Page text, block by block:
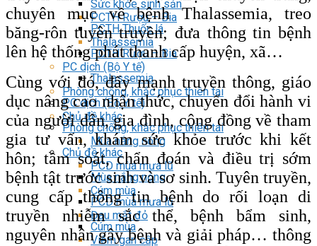
PCTH Rượu – Bia
Thalassemia
PC dịch (Bộ Y tế)
Phòng chống, khắc phục thiên tai
Chủ đề khác
Mùa nắng nóng
PCD mùa mưa lũ
Cúm mùa
Đau mắt đỏ
Viêm gan cấp
Sức khỏe sinh sản
PCTH Thuốc lá
PCTH Rượu – Bia
Thalassemia
PC dịch (Bộ Y tế)
Phòng chống, khắc phục thiên tai
Chủ đề khác
Mùa nắng nóng
PCD mùa mưa lũ
Cúm mùa
chuyên mục về bệnh Thalassemia, treo
băng-rôn tuyên truyền; đưa thông tin bệnh
lên hệ thống phát thanh cấp huyện, xã…
Cùng với đó, đẩy mạnh truyền thông, giáo
dục nâng cao nhận thức, chuyển đổi hành vi
của người dân, gia đình, cộng đồng về tham
gia tư vấn, khám sức khỏe trước khi kết
hôn; tầm soát, chẩn đoán và điều trị sớm
bệnh tật trước sinh và sơ sinh. Tuyên truyền,
cung cấp thông tin bệnh do rối loạn di
truyền nhiễm sắc thể, bệnh bẩm sinh,
nguyên nhân gây bệnh và giải pháp… thông